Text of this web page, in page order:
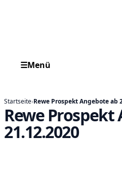
☰Menü
Startseite›Rewe Prospekt Angebote ab
Rewe Prospekt
21.12.2020